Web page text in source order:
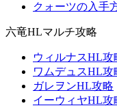
クォーツの入手
六竜HLマルチ攻略
ウィルナスHL攻
ワムデュスHL攻
ガレヲンHL攻略
イーウィヤHL攻